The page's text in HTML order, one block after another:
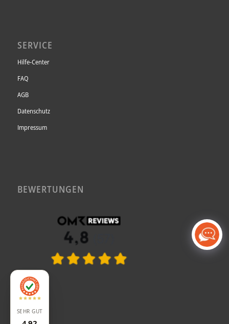
SERVICE
Hilfe-Center
FAQ
AGB
Datenschutz
Impressum
BEWERTUNGEN
SEHR GUT